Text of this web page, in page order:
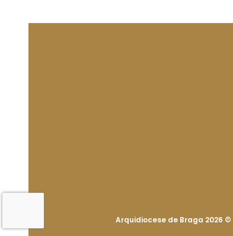
Arquidiocese de Braga 2026 ©